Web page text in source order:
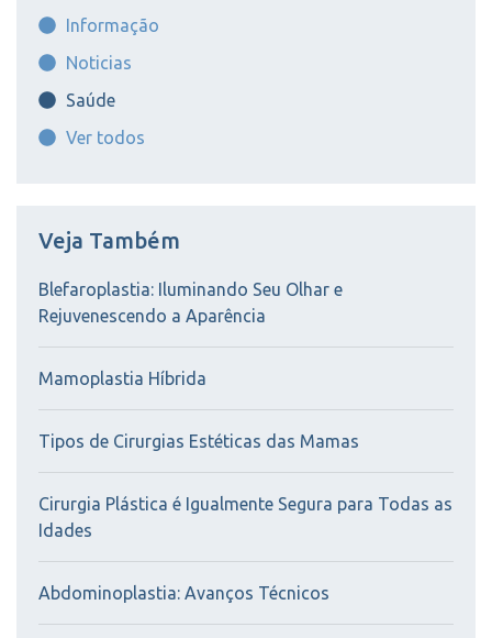
Informação
Noticias
Saúde
Ver todos
Veja Também
Blefaroplastia: Iluminando Seu Olhar e
Rejuvenescendo a Aparência
Mamoplastia Híbrida
Tipos de Cirurgias Estéticas das Mamas
Cirurgia Plástica é Igualmente Segura para Todas as
Idades
Abdominoplastia: Avanços Técnicos